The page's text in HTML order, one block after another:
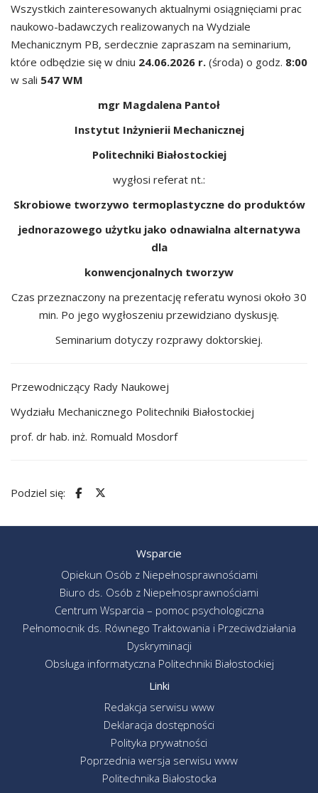
Wszystkich zainteresowanych aktualnymi osiągnięciami prac
naukowo-badawczych realizowanych na Wydziale
Mechanicznym PB, serdecznie zapraszam na seminarium,
które odbędzie się w dniu 24.06.2026 r. (środa) o godz. 8:00
w sali 547 WM
mgr Magdalena Pantoł
Instytut Inżynierii Mechanicznej
Politechniki Białostockiej
wygłosi referat nt.:
Skrobiowe tworzywo termoplastyczne do produktów
jednorazowego użytku jako odnawialna alternatywa
dla
konwencjonalnych tworzyw
Czas przeznaczony na prezentację referatu wynosi około 30
min. Po jego wygłoszeniu przewidziano dyskusję.
Seminarium dotyczy rozprawy doktorskiej.
Przewodniczący Rady Naukowej
Wydziału Mechanicznego Politechniki Białostockiej
prof. dr hab. inż. Romuald Mosdorf
Podziel się:
Wsparcie
Opiekun Osób z Niepełnosprawnościami
Biuro ds. Osób z Niepełnosprawnościami
Centrum Wsparcia – pomoc psychologiczna
Pełnomocnik ds. Równego Traktowania i Przeciwdziałania
Dyskryminacji
Obsługa informatyczna Politechniki Białostockiej
Linki
Redakcja serwisu www
Deklaracja dostępności
Polityka prywatności
Poprzednia wersja serwisu www
Politechnika Białostocka